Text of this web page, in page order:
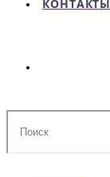
КОНТАКТЫ
Поиск